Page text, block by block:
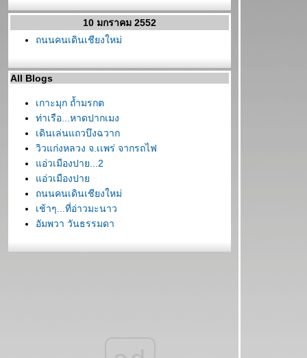
10 มกราคม 2552
ถนนคนเดินเชียงใหม่
All Blogs
เกาะมุก ถ้ำมรกต
ท่าเรือ...หาดปากเมง
เดินเล่นแถวบึงฉวาก
วิวแก่งหลวง จ.เเพร่ จากรถไฟ
อ่วเมืองปาย...2
อ่วเมืองปา
ถนนคนเดินเชียงใหม่
เช้าๆ...ที่อ่าวมะนาว
อัมพวา วันธรรมดา